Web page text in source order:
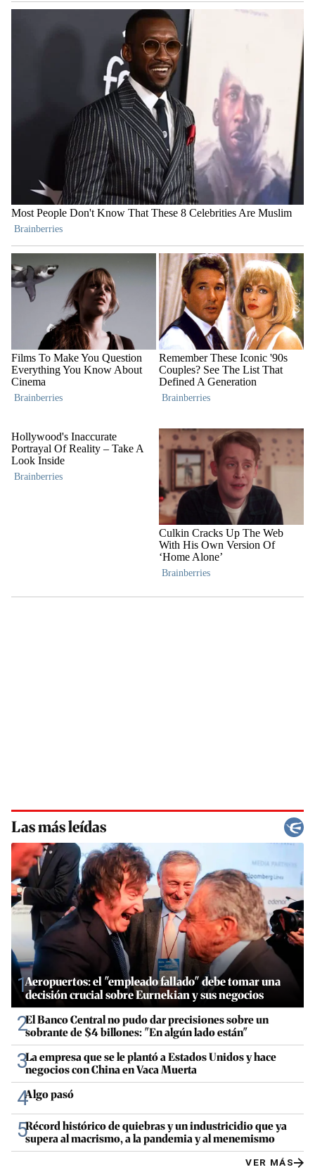
Las más leídas
1Aeropuertos: el "empleado fallado" debe tomar una
decisión crucial sobre Eurnekian y sus negocios
2El Banco Central no pudo dar precisiones sobre un
sobrante de $4 billones: "En algún lado están"
3La empresa que se le plantó a Estados Unidos y hace
negocios con China en Vaca Muerta
4Algo pasó
5Récord histórico de quiebras y un industricidio que ya
supera al macrismo, a la pandemia y al menemismo
VER MÁS